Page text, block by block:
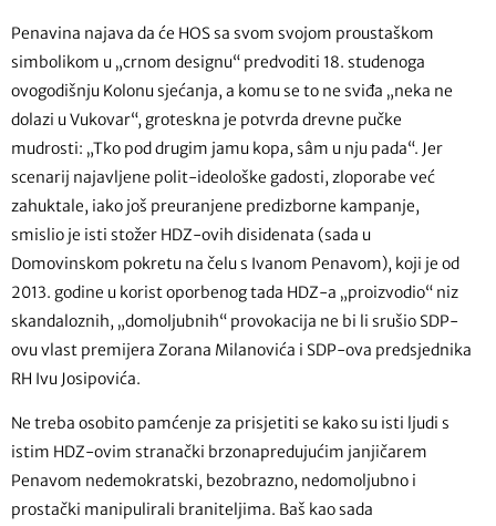
Penavina najava da će HOS sa svom svojom proustaškom
simbolikom u „crnom designu“ predvoditi 18. studenoga
ovogodišnju Kolonu sjećanja, a komu se to ne sviđa „neka ne
dolazi u Vukovar“, groteskna je potvrda drevne pučke
mudrosti: „Tko pod drugim jamu kopa, sâm u nju pada“. Jer
scenarij najavljene polit-ideološke gadosti, zloporabe već
zahuktale, iako još preuranjene predizborne kampanje,
smislio je isti stožer HDZ-ovih disidenata (sada u
Domovinskom pokretu na čelu s Ivanom Penavom), koji je od
2013. godine u korist oporbenog tada HDZ-a „proizvodio“ niz
skandaloznih, „domoljubnih“ provokacija ne bi li srušio SDP-
ovu vlast premijera Zorana Milanovića i SDP-ova predsjednika
RH Ivu Josipovića.
Ne treba osobito pamćenje za prisjetiti se kako su isti ljudi s
istim HDZ-ovim stranački brzonapredujućim janjičarem
Penavom nedemokratski, bezobrazno, nedomoljubno i
prostački manipulirali braniteljima. Baš kao sada